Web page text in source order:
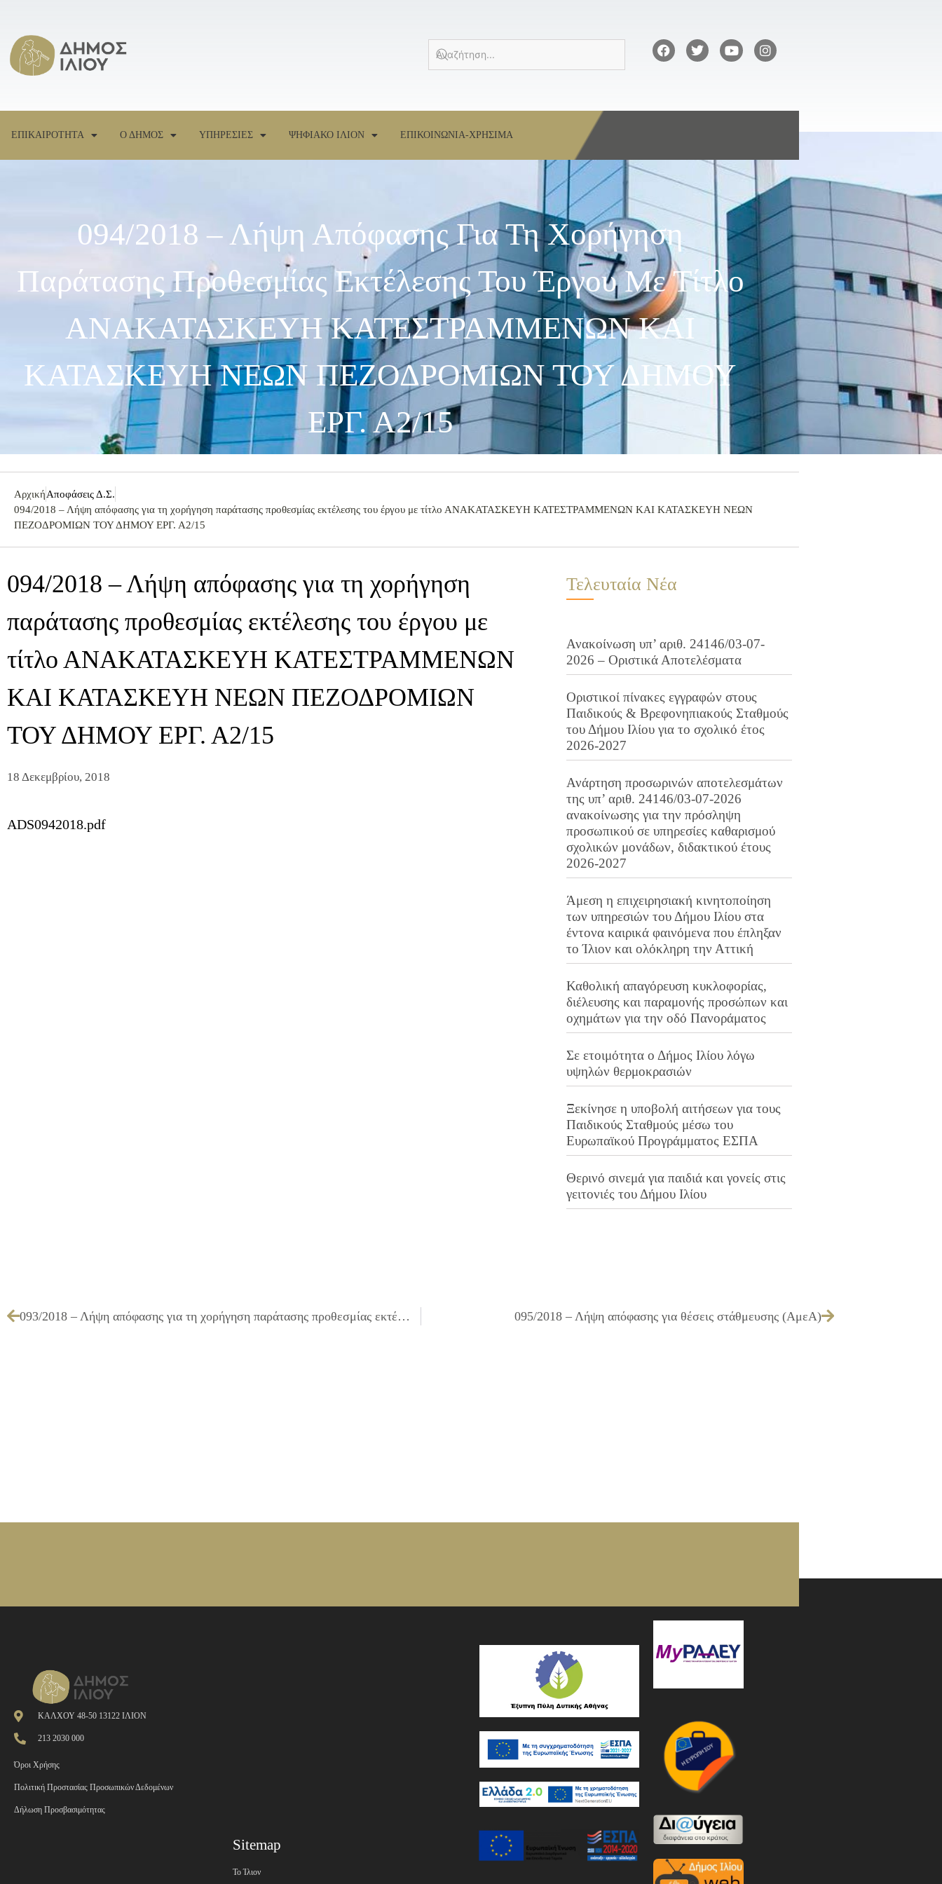
ΕΠΙΚΑΙΡΟΤΗΤΑ Ο ΔΗΜΟΣ ΥΠΗΡΕΣΙΕΣ ΨΗΦΙΑΚΟ ΙΛΙΟΝ ΕΠΙΚΟΙΝΩΝΙΑ-ΧΡΗΣΙΜΑ
094/2018 – Λήψη Απόφασης Για Τη Χορήγηση
Παράτασης Προθεσμίας Εκτέλεσης Του Έργου Με Τίτλο
ΑΝΑΚΑΤΑΣΚΕΥΗ ΚΑΤΕΣΤΡΑΜΜΕΝΩΝ ΚΑΙ
ΚΑΤΑΣΚΕΥΗ ΝΕΩΝ ΠΕΖΟΔΡΟΜΙΩΝ ΤΟΥ ΔΗΜΟΥ
ΕΡΓ. Α2/15
ΑρχικήΑποφάσεις Δ.Σ.
094/2018 – Λήψη απόφασης για τη χορήγηση παράτασης προθεσμίας εκτέλεσης του έργου με τίτλο ΑΝΑΚΑΤΑΣΚΕΥΗ ΚΑΤΕΣΤΡΑΜΜΕΝΩΝ ΚΑΙ ΚΑΤΑΣΚΕΥΗ ΝΕΩΝ
ΠΕΖΟΔΡΟΜΙΩΝ ΤΟΥ ΔΗΜΟΥ ΕΡΓ. Α2/15
094/2018 – Λήψη απόφασης για τη χορήγηση
παράτασης προθεσμίας εκτέλεσης του έργου με
τίτλο ΑΝΑΚΑΤΑΣΚΕΥΗ ΚΑΤΕΣΤΡΑΜΜΕΝΩΝ
ΚΑΙ ΚΑΤΑΣΚΕΥΗ ΝΕΩΝ ΠΕΖΟΔΡΟΜΙΩΝ
ΤΟΥ ΔΗΜΟΥ ΕΡΓ. Α2/15
18 Δεκεμβρίου, 2018
ADS0942018.pdf
Τελευταία Νέα
Ανακοίνωση υπ’ αριθ. 24146/03-07-
2026 – Οριστικά Αποτελέσματα
Οριστικοί πίνακες εγγραφών στους
Παιδικούς & Βρεφονηπιακούς Σταθμούς
του Δήμου Ιλίου για το σχολικό έτος
2026-2027
Ανάρτηση προσωρινών αποτελεσμάτων
της υπ’ αριθ. 24146/03-07-2026
ανακοίνωσης για την πρόσληψη
προσωπικού σε υπηρεσίες καθαρισμού
σχολικών μονάδων, διδακτικού έτους
2026-2027
Άμεση η επιχειρησιακή κινητοποίηση
των υπηρεσιών του Δήμου Ιλίου στα
έντονα καιρικά φαινόμενα που έπληξαν
το Ίλιον και ολόκληρη την Αττική
Καθολική απαγόρευση κυκλοφορίας,
διέλευσης και παραμονής προσώπων και
οχημάτων για την οδό Πανοράματος
Σε ετοιμότητα ο Δήμος Ιλίου λόγω
υψηλών θερμοκρασιών
Ξεκίνησε η υποβολή αιτήσεων για τους
Παιδικούς Σταθμούς μέσω του
Ευρωπαϊκού Προγράμματος ΕΣΠΑ
Θερινό σινεμά για παιδιά και γονείς στις
γειτονιές του Δήμου Ιλίου
093/2018 – Λήψη απόφασης για τη χορήγηση παράτασης προθεσμίας εκτέλεσης του έργου με τίτλο ΣΥΝΤΗΡΗΣΗ ΚΤΙΡΙΑΚΩΝ ΕΓΚΑΤΑΣΤΑΣΕΩΝ ΒΡΕΦΟΝΗΠΙΑΚΩΝ ΣΤΑΘΜΩΝ – ΚΑΠΗ ΤΟΥ ΔΗΜΟΥ 095/2018 – Λήψη απόφασης για θέσεις στάθμευσης (ΑμεΑ)
ΚΑΛΧΟΥ 48-50 13122 ΙΛΙΟΝ
213 2030 000
Όροι Χρήσης
Πολιτική Προστασίας Προσωπικών Δεδομένων
Δήλωση Προσβασιμότητας
Sitemap
Το Ίλιον